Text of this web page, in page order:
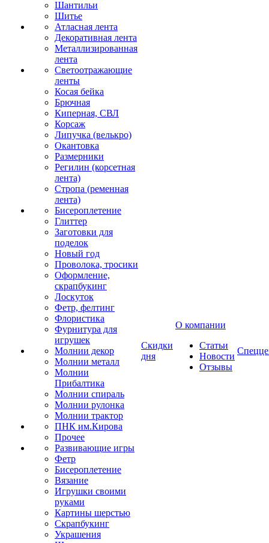
Шантильи
Шитье
Атласная лента
Декоративная лента
Металлизированная
лента
Светоотражающие
ленты
Косая бейка
Брючная
Киперная, СВЛ
Корсаж
Липучка (велькро)
Окантовка
Размерники
Регилин (корсетная
лента)
Стропа (ременная
лента)
Бисероплетение
Глиттер
Заготовки для
поделок
Новый год
Проволока, тросики
Оформление,
скрапбукинг
Лоскуток
Фетр, фелтинг
Флористика
Фурнитура для
игрушек
Молнии декор
Молнии металл
Молнии
Прибалтика
Молнии спираль
Молнии рулонка
Молнии трактор
ПНК им.Кирова
Прочее
Развивающие игры
Фетр
Бисероплетение
Вязание
Игрушки своими
руками
Картины шерстью
Скрапбукинг
Украшения
Скидки
дня
О компании
Статьи
Новости
Отзывы